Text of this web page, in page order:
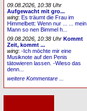
09.08.2026, 10:38 Uhr
Aufgewacht mit gro...
wing:Es träumt die Frau im
Himmelbett: Wenn nur ... ... mein
Mann so nen Bimmel h...
09.08.2026, 10:38 Uhr Kommt
Zeit, kommt ...
wing:-Ich möchte mir eine
Musiknote auf den Penis
tätowieren lassen. -Wieso das
denn...
weitere Kommentare ...